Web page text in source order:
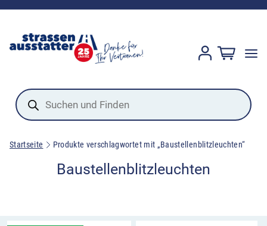
Products
search
Startseite Produkte verschlagwortet mit „Baustellenblitzleuchten“
Baustellenblitzleuchten